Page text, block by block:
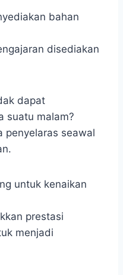
bahan
disediakan
dapat
suatu malam?
penyelaras seawal
untuk kenaikan
prestasi
menjadi